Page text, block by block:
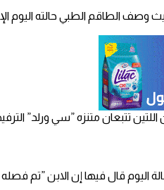
الطاقم الطبي حالته اليوم
اللتين تتبعان متنزه ”سي
اليوم قال فيها إن الابن